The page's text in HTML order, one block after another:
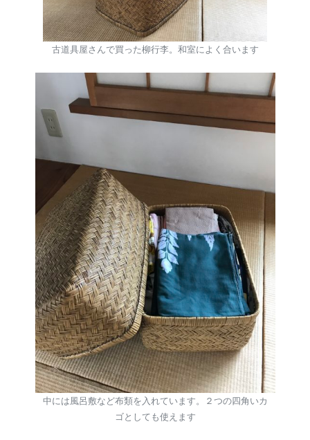
古道具屋さんで買った柳行李。和室によく合います
中には風呂敷など布類を入れています。２つの四角いカ
ゴとしても使えます